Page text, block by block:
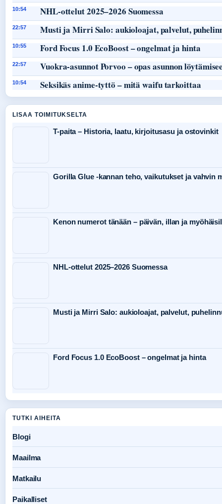
10:54 NHL-ottelut 2025–2026 Suomessa
22:57 Musti ja Mirri Salo: aukioloajat, palvelut,
10:55 Ford Focus 1.0 EcoBoost – ongelmat ja hinta
22:57 Vuokra-asunnot Porvoo – opas asunnon
10:54 Seksikäs anime-tyttö – mitä waifu tarkoittaa
LISAA TOIMITUKSELTA
T-paita – Historia, laatu, kirjoitusasu ja ostovinkit
Gorilla Glue -kannan teho, vaikutukset ja vahvin
Kenon numerot tänään – päivän, illan ja
NHL-ottelut 2025–2026 Suomessa
Musti ja Mirri Salo: aukioloajat, palvelut,
Ford Focus 1.0 EcoBoost – ongelmat ja hinta
TUTKI AIHEITA
Blogi
Maailma
Matkailu
Paikalliset